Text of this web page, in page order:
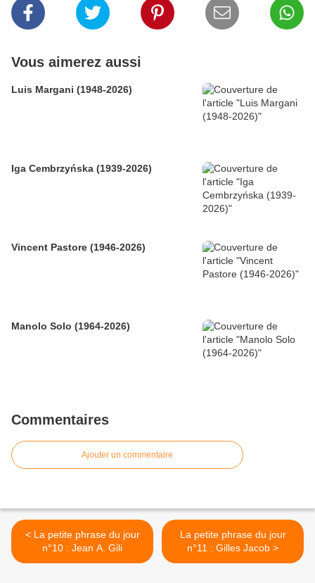
Vous aimerez aussi
Luis Margani (1948-2026)
Iga Cembrzyńska (1939-2026)
Vincent Pastore (1946-2026)
Manolo Solo (1964-2026)
Commentaires
Ajouter un commentaire
< La petite phrase du jour
n°10 : Jean A. Gili
La petite phrase du jour
n°11 : Gilles Jacob >